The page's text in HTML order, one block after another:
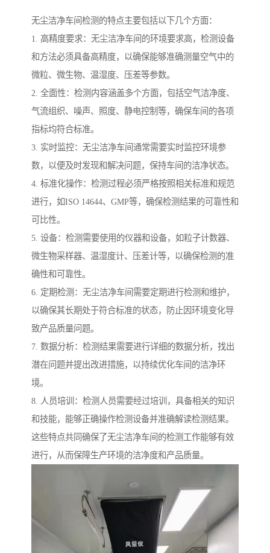
无尘洁净车间检测的特点主要包括以下几个方面：
1. 高精度要求：无尘洁净车间的环境要求高，检测设备
和方法必须具备高精度，以确保能够准确测量空气中的
微粒、微生物、温湿度、压差等参数。
2. 全面性：检测内容涵盖多个方面，包括空气洁净度、
气流组织、噪声、照度、静电控制等，确保车间的各项
指标均符合标准。
3. 实时监控：无尘洁净车间通常需要实时监控环境参
数，以便及时发现和解决问题，保持车间的洁净状态。
4. 标准化操作：检测过程必须严格按照相关标准和规范
进行，如ISO 14644、GMP等，确保检测结果的可靠性和
可比性。
5. 设备：检测需要使用的仪器和设备，如粒子计数器、
微生物采样器、温湿度计、压差计等，以确保检测的准
确性和可靠性。
6. 定期检测：无尘洁净车间需要定期进行检测和维护，
以确保其长期处于符合标准的状态，防止因环境变化导
致产品质量问题。
7. 数据分析：检测结果需要进行详细的数据分析，找出
潜在问题并提出改进措施，以持续优化车间的洁净环
境。
8. 人员培训：检测人员需要经过培训，具备相关的知识
和技能，能够正确操作检测设备并准确解读检测结果。
这些特点共同确保了无尘洁净车间的检测工作能够有效
进行，从而保障生产环境的洁净度和产品质量。